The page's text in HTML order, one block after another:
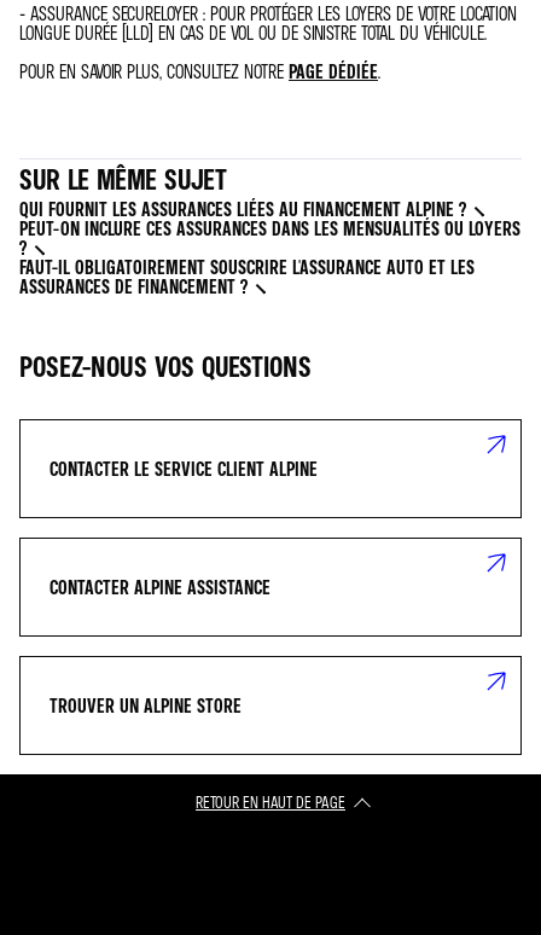
- ASSURANCE SECURELOYER : POUR PROTÉGER LES LOYERS DE VOTRE LOCATION
LONGUE DURÉE (LLD) EN CAS DE VOL OU DE SINISTRE TOTAL DU VÉHICULE.
POUR EN SAVOIR PLUS, CONSULTEZ NOTRE PAGE DÉDIÉE.
SUR LE MÊME SUJET
QUI FOURNIT LES ASSURANCES LIÉES AU FINANCEMENT ALPINE ?
PEUT-ON INCLURE CES ASSURANCES DANS LES MENSUALITÉS OU LOYERS
?
FAUT-IL OBLIGATOIREMENT SOUSCRIRE L'ASSURANCE AUTO ET LES
ASSURANCES DE FINANCEMENT ?
POSEZ-NOUS VOS QUESTIONS
CONTACTER LE SERVICE CLIENT ALPINE
CONTACTER ALPINE ASSISTANCE
TROUVER UN ALPINE STORE
RETOUR EN HAUT DE PAGE​